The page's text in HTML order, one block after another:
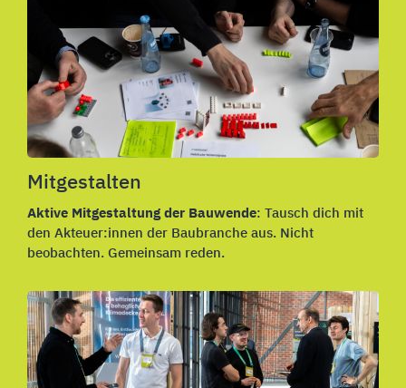
Mitgestalten
Aktive Mitgestaltung der Bauwende: Tausch dich mit
den Akteuer:innen der Baubranche aus. Nicht
beobachten. Gemeinsam reden.